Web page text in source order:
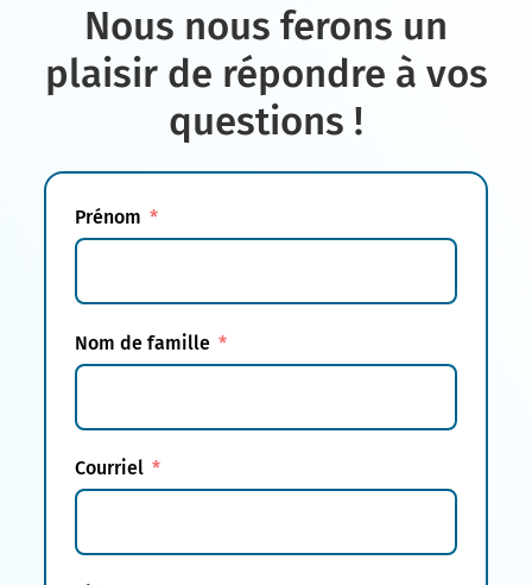
Nous nous ferons un
plaisir de répondre à vos
questions !
Prénom
Nom de famille
Courriel